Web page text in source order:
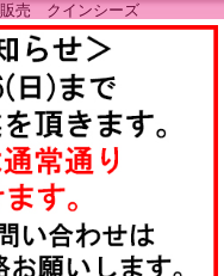
販売 クインシーズ